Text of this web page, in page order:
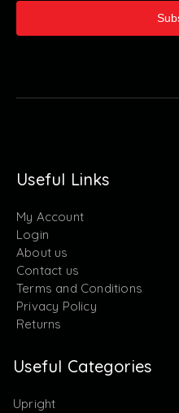
Useful Links
My Account
Login
About us
Contact us
Terms and Conditions
Privacy Policy
Returns
Useful Categories
Upright